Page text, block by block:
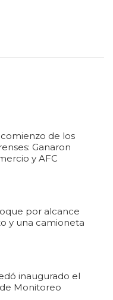
de los
Ganaron
y AFC
por alcance
y una camioneta
inaugurado el
Monitoreo